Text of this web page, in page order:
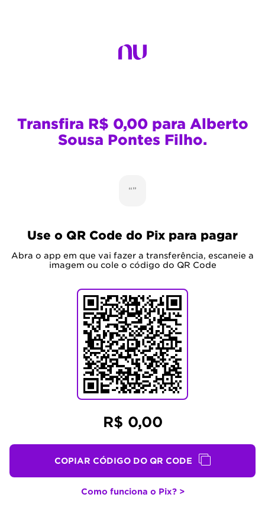
Transfira R$ 0,00 para Alberto
Sousa Pontes Filho.
“”
Use o QR Code do Pix para pagar
Abra o app em que vai fazer a transferência, escaneie a
imagem ou cole o código do QR Code
R$ 0,00
COPIAR CÓDIGO DO QR CODE
Como funciona o Pix? >